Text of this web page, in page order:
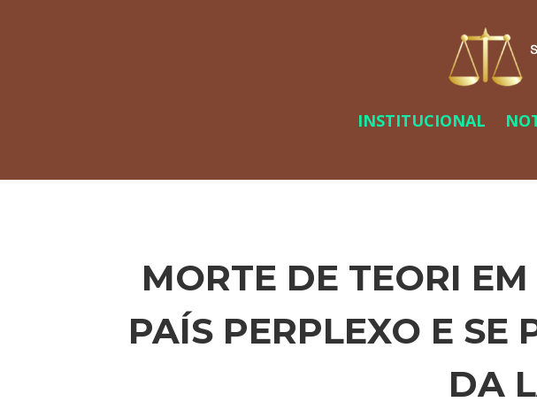
INSTITUCIONAL
MORTE DE TEORI
PAÍS PERPLEXO E SE
DA